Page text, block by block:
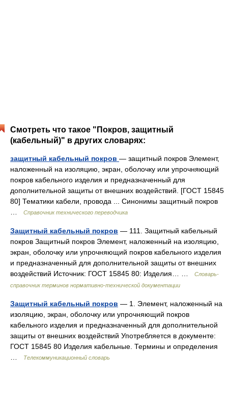
Смотреть что такое "Покров, защитный
(кабельный)" в других словарях:
защитный кабельный покров — защитный покров Элемент,
наложенный на изоляцию, экран, оболочку или упрочняющий
покров кабельного изделия и предназначенный для
дополнительной защиты от внешних воздействий. [ГОСТ 15845
80] Тематики кабели, провода ... Синонимы защитный покров
Справочник технического переводчика
Защитный кабельный покров — 111. Защитный кабельный
покров Защитный покров Элемент, наложенный на изоляцию,
экран, оболочку или упрочняющий покров кабельного изделия
и предназначенный для дополнительной защиты от внешних
воздействий Источник: ГОСТ 15845 80: Изделия… …
Словарь-
справочник терминов нормативно-технической документации
Защитный кабельный покров — 1. Элемент, наложенный на
изоляцию, экран, оболочку или упрочняющий покров
кабельного изделия и предназначенный для дополнительной
защиты от внешних воздействий Употребляется в документе:
ГОСТ 15845 80 Изделия кабельные. Термины и определения
Телекоммуникационный словарь